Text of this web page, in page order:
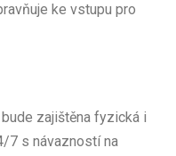
ke vstupu pro
zajištěna fyzická i
7 s návazností na